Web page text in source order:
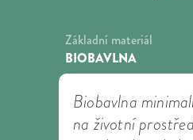
Základní materiál
BIOBAVLNA
Biobavlna
na životní